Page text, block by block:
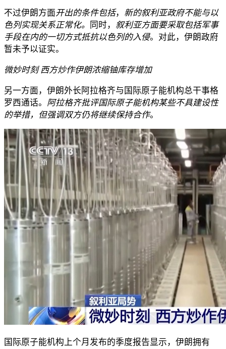
不过伊朗方面 开出的条件包括， 新的叙利亚政府不能与以
色列实现关系正常化。
同时， 叙利亚方面要采取包括军事
手段在内的一切方式抵抗以色列的入侵。对此，伊朗政府
暂未予以证实。
微妙时刻 西方炒作伊朗浓缩铀库存增加
另一方面，伊朗外长阿拉格齐与国际原子能机构总干事格
罗西通话。 阿拉格齐批评国际原子能机构某些不具建设性
的举措，但强调双方仍将继续保持合作。
国际原子能机构上个月发布的季度报告显示，伊朗拥有